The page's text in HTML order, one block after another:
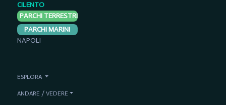
CILENTO
PARCHI TERRESTRI
PARCHI MARINI
NAPOLI
ESPLORA
ANDARE / VEDERE